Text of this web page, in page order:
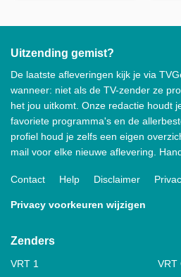
Uitzending gemist?
De laatste afleveringen kijk je via
wanneer: niet als de TV-zender ze
het jou uitkomt. Onze redactie houdt
favoriete programma's en de
profiel houd je zelfs een eigen
mail voor elke nieuwe aflevering.
Contact Help Disclaimer
Privacy voorkeuren wijzigen
Zenders
VRT 1
VRT